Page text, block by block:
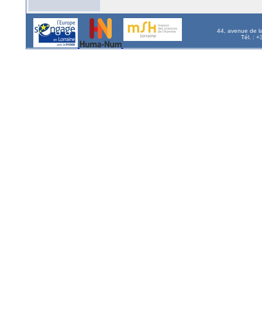
44, avenue de
Tél. :